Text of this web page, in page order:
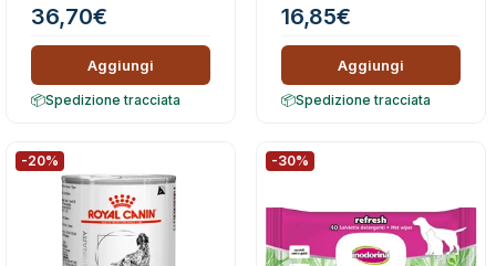
36,70€
Aggiungi
Spedizione tracciata
16,85€
Aggiungi
Spedizione tracciata
-20% -30%